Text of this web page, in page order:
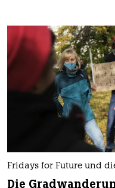
Fridays for Future und
Die